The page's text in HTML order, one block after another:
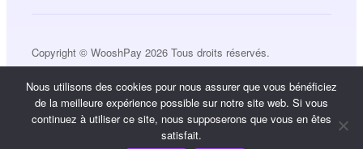
Copyright © WooshPay 2026 Tous droits réservés.
Nous utilisons des cookies pour nous assurer que vous bénéficiez
de la meilleure expérience possible sur notre site web. Si vous
continuez à utiliser ce site, nous supposerons que vous en êtes
satisfait.